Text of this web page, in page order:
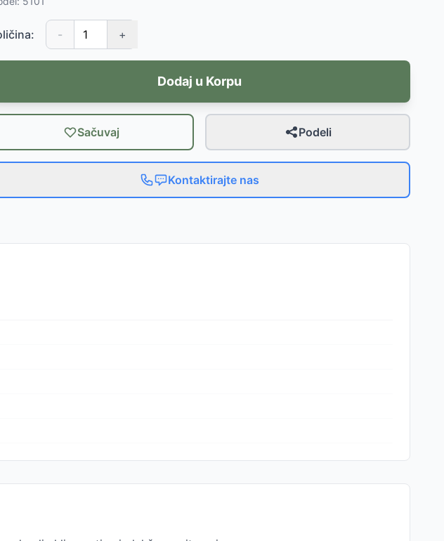
- +
Dodaj u Korpu
Sačuvaj Podeli
Kontaktirajte nas